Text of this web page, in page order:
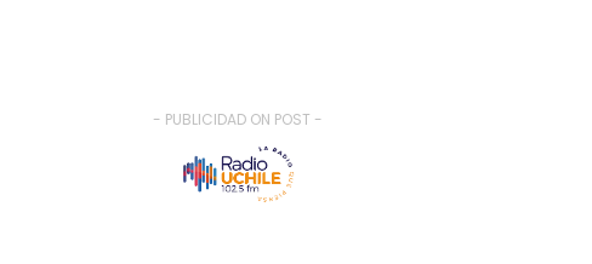
- PUBLICIDAD ON POST -